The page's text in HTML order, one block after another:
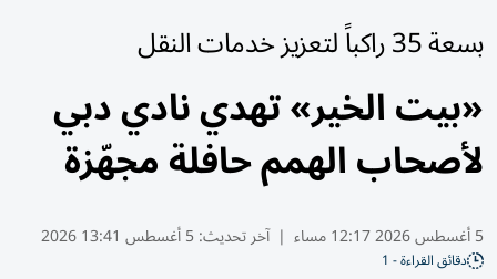
بسعة 35 راكباً لتعزيز خدمات النقل
«بيت الخير» تهدي نادي دبي
لأصحاب الهمم حافلة مجهّزة
5 أغسطس 2026 12:17 مساء | آخر تحديث:5 أغسطس 13:41 2026
دقائق القراءة - 1